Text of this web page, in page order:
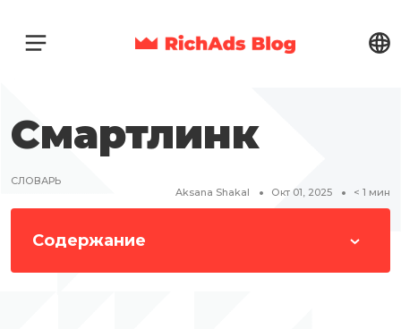
Смартлинк
СЛОВАРЬ
Aksana Shakal
Окт 01, 2025 < 1 мин
Содержание